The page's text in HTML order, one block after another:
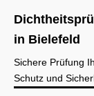
in Bielefeld
Sichere Prüfung
Schutz und